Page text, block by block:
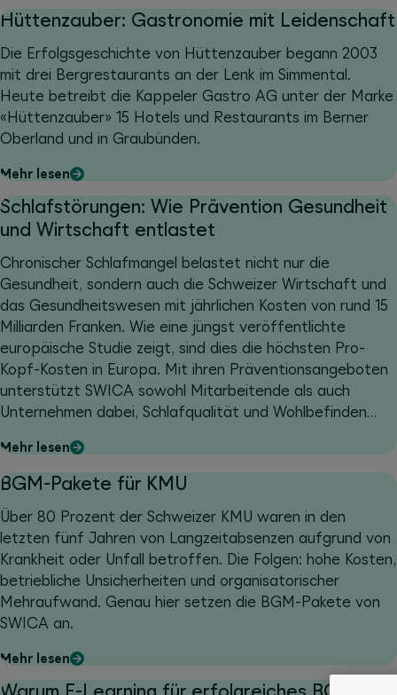
Hüttenzauber: Gastronomie mit Leidenschaft
Die Erfolgsgeschichte von Hüttenzauber begann 2003
mit drei Bergrestaurants an der Lenk im Simmental.
Heute betreibt die Kappeler Gastro AG unter der Marke
«Hüttenzauber» 15 Hotels und Restaurants im Berner
Oberland und in Graubünden.
Mehr lesen
Schlafstörungen: Wie Prävention Gesundheit
und Wirtschaft entlastet
Chronischer Schlafmangel belastet nicht nur die
Gesundheit, sondern auch die Schweizer Wirtschaft und
das Gesundheitswesen mit jährlichen Kosten von rund 15
Milliarden Franken. Wie eine jüngst veröffentlichte
europäische Studie zeigt, sind dies die höchsten Pro-
Kopf-Kosten in Europa. Mit ihren Präventionsangeboten
unterstützt SWICA sowohl Mitarbeitende als auch
Unternehmen dabei, Schlafqualität und Wohlbefinden
Mehr lesen
BGM-Pakete für KMU
Über 80 Prozent der Schweizer KMU waren in den
letzten fünf Jahren von Langzeitabsenzen aufgrund von
Krankheit oder Unfall betroffen. Die Folgen: hohe Kosten,
betriebliche Unsicherheiten und organisatorischer
Mehraufwand. Genau hier setzen die BGM-Pakete von
SWICA an.
Mehr lesen